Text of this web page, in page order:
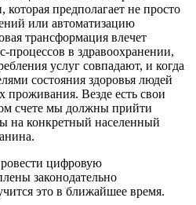
предполагает не просто
или автоматизацию
трансформация влечет
процессов в здравоохранении,
услуг совпадают, и когда
состояния здоровья людей
проживания. Везде есть свои
счете мы должны прийти
на конкретный населенный
цифровую
законодательно
это в ближайшее время.